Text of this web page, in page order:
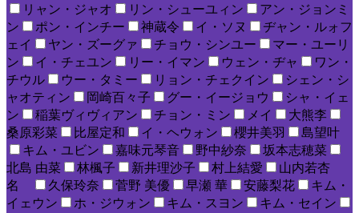
リャン・ジャオ
リン・シューユィン
アン・ジョンミ
ン
ポン・インチー 神蔵令 イ・ソヌ
ヂャン・ルォフ
ェイ
ヤン・ズーグァ チョウ・シンユー
マー・ユーリ
ン
イ・チェユン リー・イマン ウェン・ヂャ
ワン・
チウル
ウー・タミー リョン・チェクイン
シェン・シ
ャオティン
岡崎百々子 グー・イージョウ
シャ・イェ
ン
稲葉ヴィヴィアン チョン・ミン メイ
大熊李
桑原彩菜
比屋定和 イ・ヘウォン 櫻井美羽
島望叶
キム・ユビン
嘉味元琴音 野中紗奈
坂本志穂菜
北島 由菜
林楓子 新井理沙子 村上結愛
山内若杏
名
久保玲奈 菅野 美優 早瀬 華 安藤梨花
キム・
イェウン
ホ・ジウォン キム・スヨン
キム・セイン